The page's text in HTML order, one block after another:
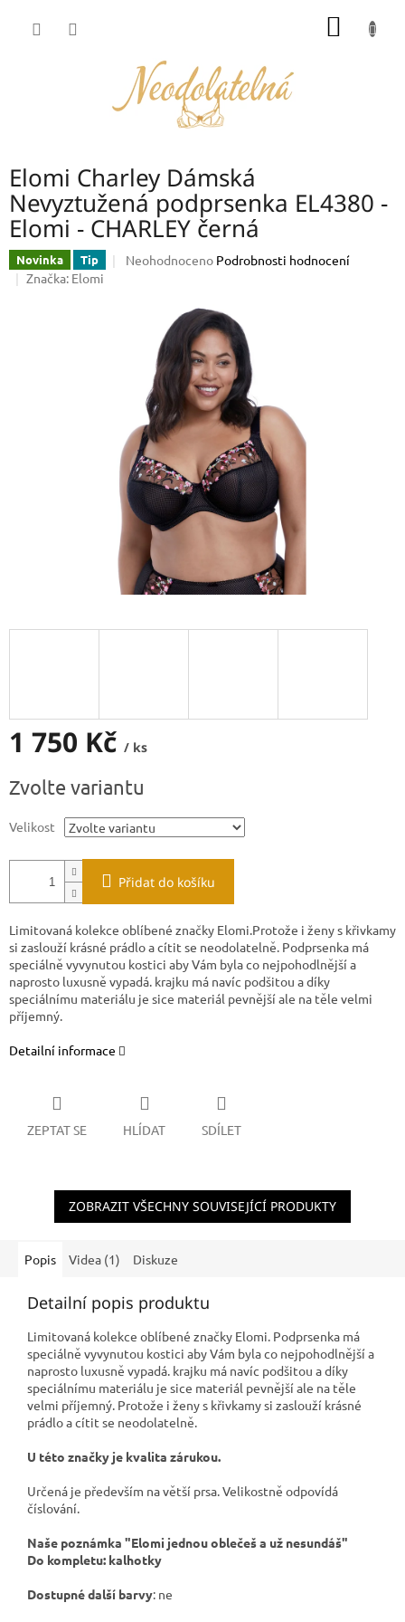
Elomi Charley Dámská
Nevyztužená podprsenka EL4380 -
Elomi - CHARLEY černá
Novinka Tip
Průměrné
hvězdiček.
Neohodnoceno Podrobnosti hodnocení
Značka: Elomi
1 750 Kč / ks
cena:
Zvolte variantu
Velikost
Přidat do košíku
Limitovaná kolekce oblíbené značky Elomi.Protože i ženy s křivkamy
si zaslouží krásné prádlo a cítit se neodolatelně. Podprsenka má
speciálně vyvynutou kostici aby Vám byla co nejpohodlnější a
naprosto luxusně vypadá. krajku má navíc podšitou a díky
speciálnímu materiálu je sice materiál pevnější ale na těle velmi
příjemný.
Detailní informace
ZEPTAT SE HLÍDAT SDÍLET
ZOBRAZIT VŠECHNY SOUVISEJÍCÍ PRODUKTY
Popis Videa (1) Diskuze
Detailní popis produktu
Limitovaná kolekce oblíbené značky Elomi. Podprsenka má
speciálně vyvynutou kostici aby Vám byla co nejpohodlnější a
naprosto luxusně vypadá. krajku má navíc podšitou a díky
speciálnímu materiálu je sice materiál pevnější ale na těle
velmi příjemný. Protože i ženy s křivkamy si zaslouží krásné
prádlo a cítit se neodolatelně.
U této značky je kvalita zárukou.
Určená je především na větší prsa. Velikostně odpovídá
číslování.
Naše poznámka "Elomi jednou oblečeš a už nesundáš"
Do kompletu: kalhotky
Dostupné další barvy: ne